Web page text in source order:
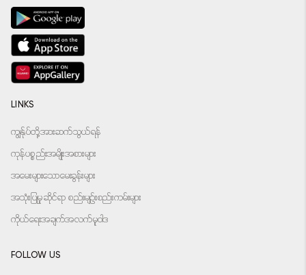
LINKS
ကျွန်ုပ်တို့အားဆက်သွယ်ရန်
ကုန်ပစ္စည်းအမျိုးအစားများ
အမေးများသောမေးခွန်းများ
အသုံးပြုမှုဆိုင်ရာ စည်းမျဉ်းစည်းကမ်းများ
ကိုယ်ရေးအချက်အလက်မူဝါဒ
FOLLOW US